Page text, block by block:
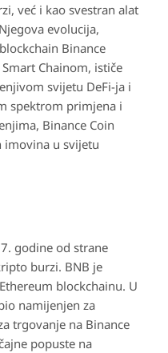
već i kao svestran alat
evolucija,
Binance
Chainom, ističe
svijetu DeFi-ja i
spektrom primjena i
Binance Coin
imovina u svijetu
godine od strane
burzi. BNB je
blockchainu. U
namijenjen za
trgovanje na Binance
popuste na